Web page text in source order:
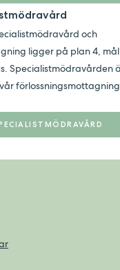
och
ligger på plan 4,
Specialistmödravården